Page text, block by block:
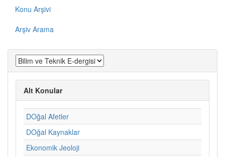
Konu Arşivi
Arşiv Arama
Alt Konular
DOğal Afetler
DOğal Kaynaklar
Ekonomik Jeoloji